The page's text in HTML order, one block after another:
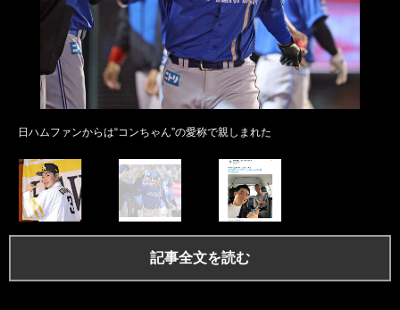
日ハムファンからは“コンちゃん”の愛称で親しまれた
記事全文を読む